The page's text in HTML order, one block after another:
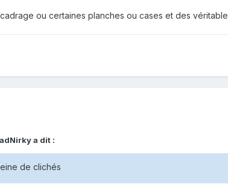
ou certaines planches ou cases et des
a dit :
de clichés